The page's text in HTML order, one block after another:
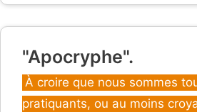
"Apocryphe".
Catégories
À croire que nous sommes
pratiquants, ou au moins